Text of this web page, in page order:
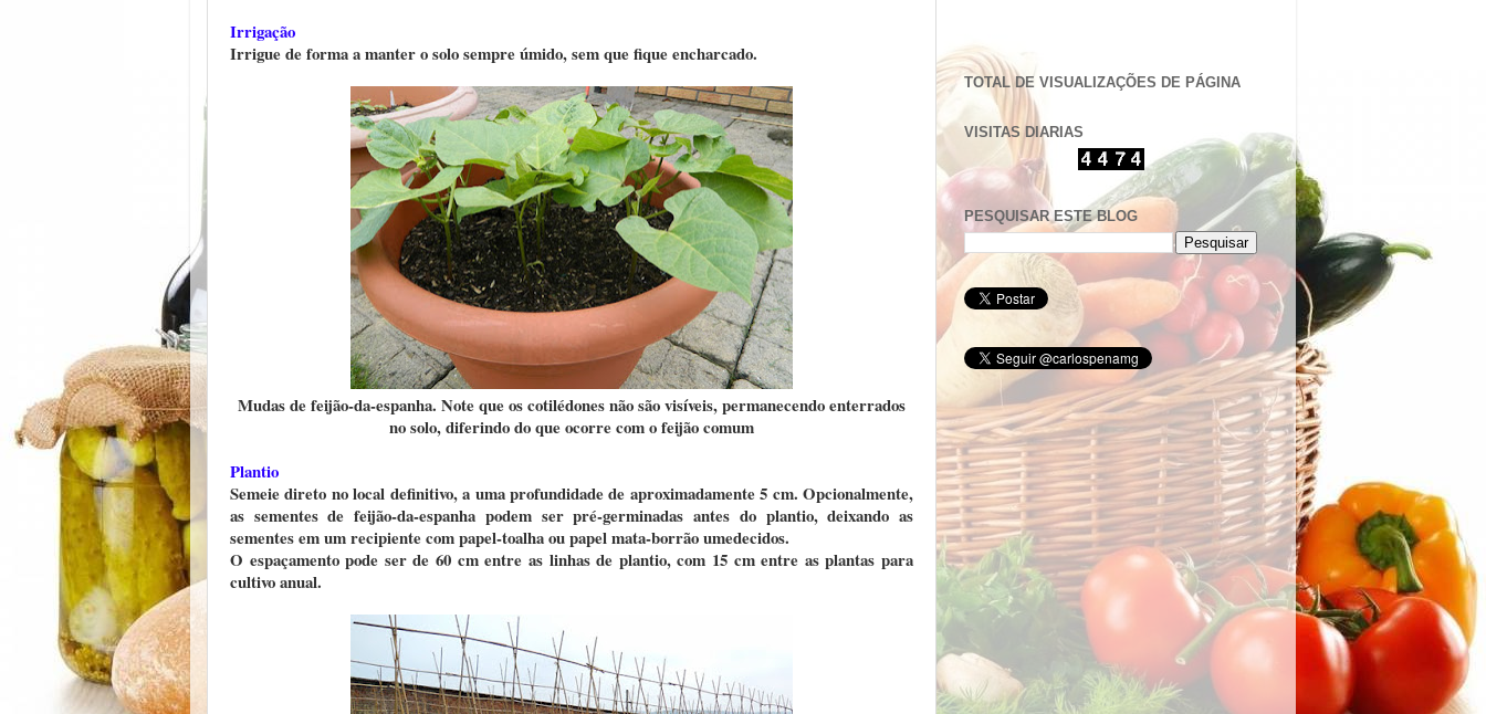
Irrigação
Irrigue de forma a manter o solo sempre úmido, sem que fique encharcado.
Mudas de feijão-da-espanha. Note que os cotilédones não são visíveis, permanecendo enterrados
no solo, diferindo do que ocorre com o feijão comum
Plantio
Semeie direto no local definitivo, a uma profundidade de aproximadamente 5 cm. Opcionalmente,
as sementes de feijão-da-espanha podem ser pré-germinadas antes do plantio, deixando as
sementes em um recipiente com papel-toalha ou papel mata-borrão umedecidos.
O espaçamento pode ser de 60 cm entre as linhas de plantio, com 15 cm entre as plantas para
cultivo anual.
TOTAL DE VISUALIZAÇÕES DE PÁGINA
VISITAS DIARIAS
PESQUISAR ESTE BLOG